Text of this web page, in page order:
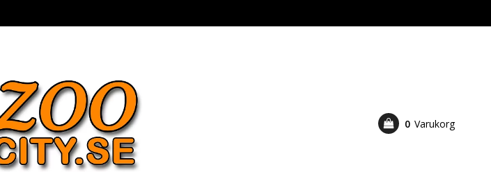
0 Varukorg